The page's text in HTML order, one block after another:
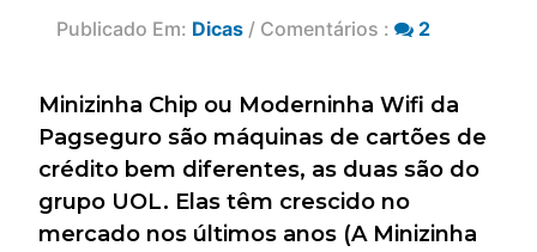
Publicado Em: Dicas / Comentários : 2
Minizinha Chip ou Moderninha Wifi da
Pagseguro são máquinas de cartões de
crédito bem diferentes, as duas são do
grupo UOL. Elas têm crescido no
mercado nos últimos anos (A Minizinha